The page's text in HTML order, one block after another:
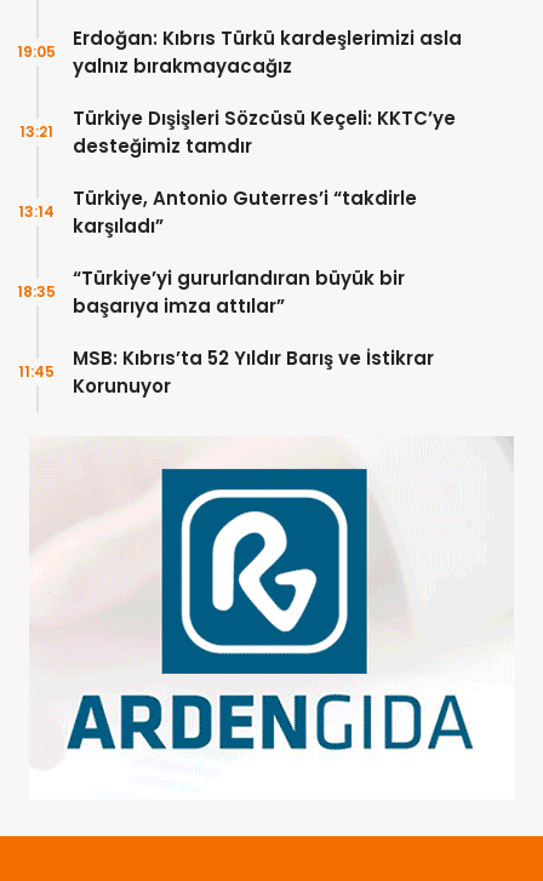
Erdoğan: Kıbrıs Türkü kardeşlerimizi asla
yalnız bırakmayacağız
19:05
Türkiye Dışişleri Sözcüsü Keçeli: KKTC’ye
desteğimiz tamdır
13:21
Türkiye, Antonio Guterres’i “takdirle
karşıladı”
13:14
“Türkiye’yi gururlandıran büyük bir
başarıya imza attılar”
18:35
MSB: Kıbrıs’ta 52 Yıldır Barış ve İstikrar
Korunuyor
11:45